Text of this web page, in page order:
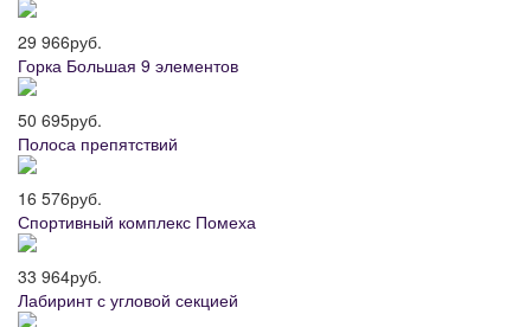
29 966руб.
Горка Большая 9 элементов
50 695руб.
Полоса препятствий
16 576руб.
Спортивный комплекс Помеха
33 964руб.
Лабиринт с угловой секцией